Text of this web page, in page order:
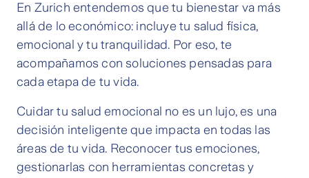
En Zurich entendemos que tu bienestar va más
allá de lo económico: incluye tu salud física,
emocional y tu tranquilidad. Por eso, te
acompañamos con soluciones pensadas para
cada etapa de tu vida.
Cuidar tu salud emocional no es un lujo, es una
decisión inteligente que impacta en todas las
áreas de tu vida. Reconocer tus emociones,
gestionarlas con herramientas concretas y